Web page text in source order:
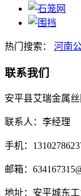
热门搜索： 河南
联系我们
安平县艾瑞金属
联系人：李经理
手机：
邮箱：
地址：安平城东